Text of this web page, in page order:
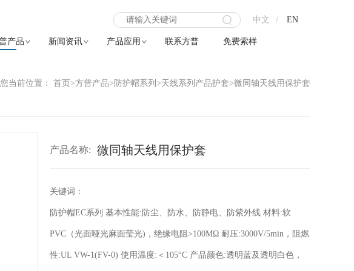
中文 / EN
产品 新闻资讯 产品应用 联系方普 免费索样
您当前位置： 首页>方普产品> 防护帽系列 >天线系列产品护套>微同轴天线用保护套
产品名称: 微同轴天线用保护套
关键词：
防护帽EC系列 基本性能:防尘、防水、防静电、防紫外线 材料:软
PVC（光面哑光麻面莹光)，绝缘电阻>100MΩ 耐压:3000V/5min，阻燃
性:UL VW-1(FV-0) 使用温度:＜105°C 产品颜色:透明蓝及透明白色，